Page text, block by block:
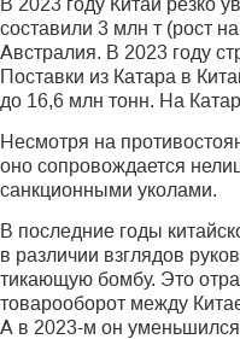
В 2023 году Китай резко
составили 3 млн т (рост
Австралия. В 2023 году
Поставки из Катара в
до 16,6 млн тонн. На
Несмотря на
оно сопровождается
санкционными уколами.
В последние годы
в различии взглядов
тикающую бомбу. Это
товарооборот между
А в 2023-м он